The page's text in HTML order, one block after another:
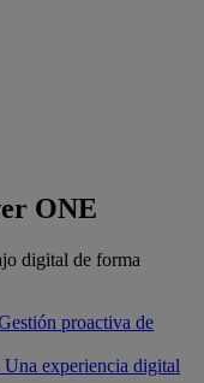
ONE
digital de forma
proactiva de
Una experiencia digital